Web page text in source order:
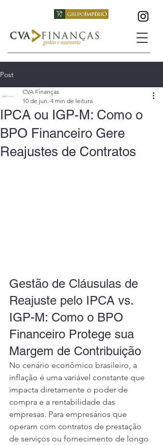
Post
IPCA ou IGP-M: Como o
BPO Financeiro Gere
Reajustes de Contratos
CVA Finanças
10 de jun. 4 min de leitura
Gestão de Cláusulas de
Reajuste pelo IPCA vs.
IGP-M: Como o BPO
Financeiro Protege sua
Margem de Contribuição
No cenário econômico brasileiro, a
inflação é uma variável constante que
impacta diretamente o poder de
compra e a rentabilidade das
empresas. Para empresários que
operam com contratos de prestação
de serviços ou fornecimento de longo